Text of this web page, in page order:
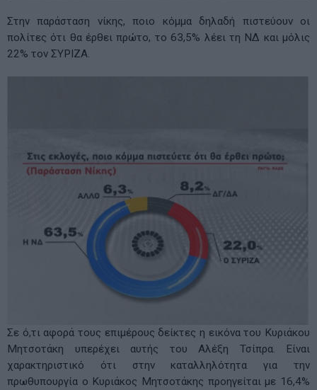
Στην παράσταση νίκης, ποιο κόμμα δηλαδή πιστεύουν οι
πολίτες ότι θα έρθει πρώτο, το 63,5% λέει τη ΝΔ και μόλις
22% τον ΣΥΡΙΖΑ.
Σε ό,τι αφορά τους επιμέρους δείκτες η εικόνα του Κυριάκου
Μητσοτάκη υπερέχει αυτής του Αλέξη Τσίπρα. Είναι
χαρακτηριστικό ότι στην καταλληλότητα για την
πρωθυπουργία ο Κυριάκος Μητσοτάκης προηγείται με 16,4%